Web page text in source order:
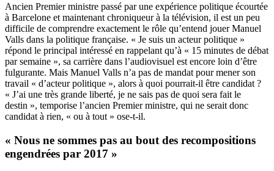
Ancien Premier ministre passé par une expérience politique écourtée
à Barcelone et maintenant chroniqueur à la télévision, il est un peu
difficile de comprendre exactement le rôle qu’entend jouer Manuel
Valls dans la politique française. « Je suis un acteur politique »
répond le principal intéressé en rappelant qu’à « 15 minutes de débat
par semaine », sa carrière dans l’audiovisuel est encore loin d’être
fulgurante. Mais Manuel Valls n’a pas de mandat pour mener son
travail « d’acteur politique », alors à quoi pourrait-il être candidat ?
« J’ai une très grande liberté, je ne sais pas de quoi sera fait le
destin », temporise l’ancien Premier ministre, qui ne serait donc
candidat à rien, « ou à tout » ose-t-il.
« Nous ne sommes pas au bout des recompositions
engendrées par 2017 »